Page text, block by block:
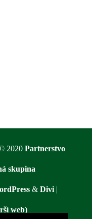
2020 Partnerstvo
skupina
&Divi |
web)